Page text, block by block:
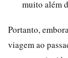
muito além
Portanto,
viagem ao